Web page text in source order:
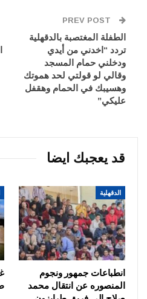
الطفلة المغتصبة بالدقهلية
تردد “اخدني من أيدي
ودخلني حمام المسجد
وقالي لو قولتي لحد هموتك
وهسيبك في الحمام وهقفل
عليكي”
قد يعجبك ايضا
الدقهلية
انطباعات جمهور ونجوم
المنصوره عن انتقال محمد